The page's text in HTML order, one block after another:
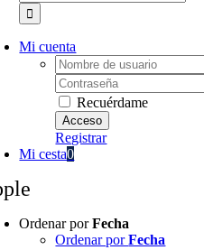
Mi cuenta
Username:
Password:
Recuérdame
Registrar
Mi cesta0
Ordenar porFecha
Ordenar porFecha